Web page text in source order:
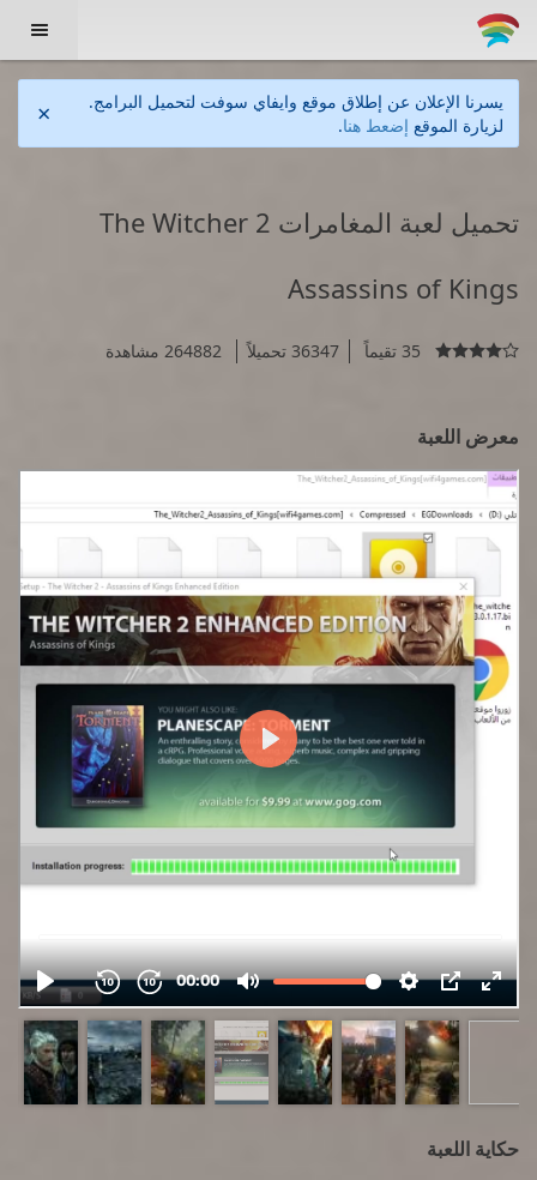

يسرنا الإعلان عن إطلاق موقع وايفاي سوفت لتحميل البرامج.
لزيارة الموقع إضعط هنا.
×
تحميل لعبة المغامرات The Witcher 2
Assassins of Kings
 35 تقيماً 36347 تحميلاً 264882 مشاهدة
معرض اللعبة
حكاية اللعبة